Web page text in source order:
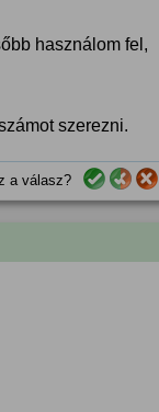
használom fel,
szerezni.
a válasz?